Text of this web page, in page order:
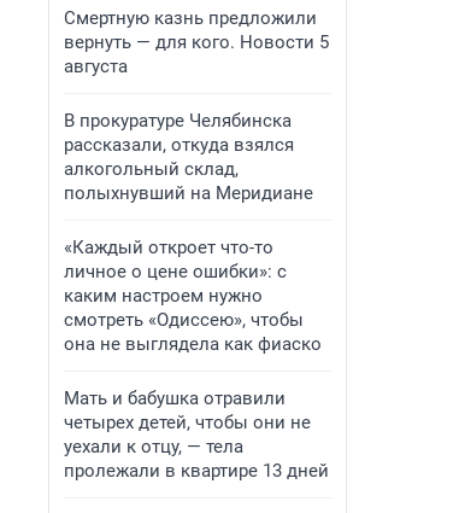
Смертную казнь предложили
вернуть — для кого. Новости 5
августа
В прокуратуре Челябинска
рассказали, откуда взялся
алкогольный склад,
полыхнувший на Меридиане
«Каждый откроет что-то
личное о цене ошибки»: с
каким настроем нужно
смотреть «Одиссею», чтобы
она не выглядела как фиаско
Мать и бабушка отравили
четырех детей, чтобы они не
уехали к отцу, — тела
пролежали в квартире 13 дней